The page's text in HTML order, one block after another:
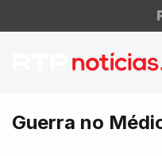
Dubai
Guerra no